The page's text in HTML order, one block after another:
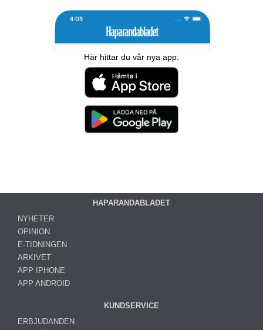
Här hittar du vår nya app:
HAPARANDABLADET
NYHETER
OPINION
E-TIDNINGEN
ARKIVET
APP IPHONE
APP ANDROID
KUNDSERVICE
ERBJUDANDEN